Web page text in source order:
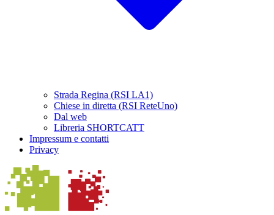
Strada Regina (RSI LA1)
Chiese in diretta (RSI ReteUno)
Dal web
Libreria SHORTCATT
Impressum e contatti
Privacy